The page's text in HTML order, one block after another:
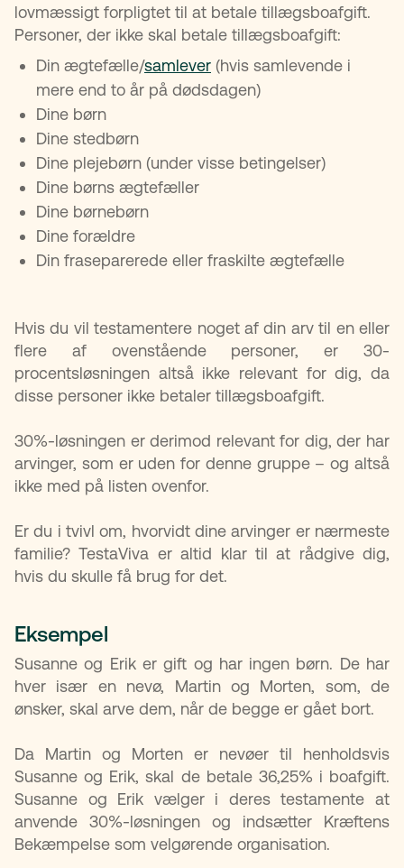
lovmæssigt forpligtet til at betale tillægsboafgift.
Personer, der ikke skal betale tillægsboafgift:
Din ægtefælle/samlever (hvis samlevende i
mere end to år på dødsdagen)
Dine børn
Dine stedbørn
Dine plejebørn (under visse betingelser)
Dine børns ægtefæller
Dine børnebørn
Dine forældre
Din fraseparerede eller fraskilte ægtefælle
Hvis du vil testamentere noget af din arv til en eller
flere af ovenstående personer, er 30-
procentsløsningen altså ikke relevant for dig, da
disse personer ikke betaler tillægsboafgift.
30%-løsningen er derimod relevant for dig, der har
arvinger, som er uden for denne gruppe – og altså
ikke med på listen ovenfor.
Er du i tvivl om, hvorvidt dine arvinger er nærmeste
familie? TestaViva er altid klar til at rådgive dig,
hvis du skulle få brug for det.
Eksempel
Susanne og Erik er gift og har ingen børn. De har
hver især en nevø, Martin og Morten, som, de
ønsker, skal arve dem, når de begge er gået bort.
Da Martin og Morten er nevøer til henholdsvis
Susanne og Erik, skal de betale 36,25% i boafgift.
Susanne og Erik vælger i deres testamente at
anvende 30%-løsningen og indsætter Kræftens
Bekæmpelse som velgørende organisation.